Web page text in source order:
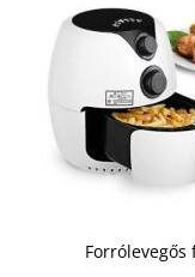
Forrólevegős